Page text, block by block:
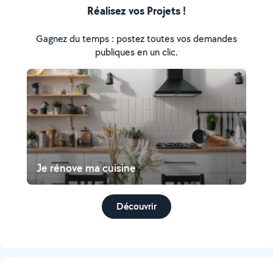
Réalisez vos Projets !
Gagnez du temps : postez toutes vos demandes
publiques en un clic.
Je rénove ma cuisine
Découvrir